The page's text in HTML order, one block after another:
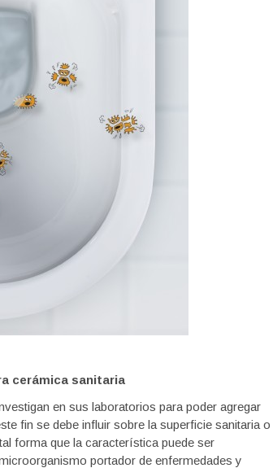
cerámica sanitaria
en sus laboratorios para poder agregar
fin se debe influir sobre la superficie sanitaria o
forma que la característica puede ser
portador de enfermedades y